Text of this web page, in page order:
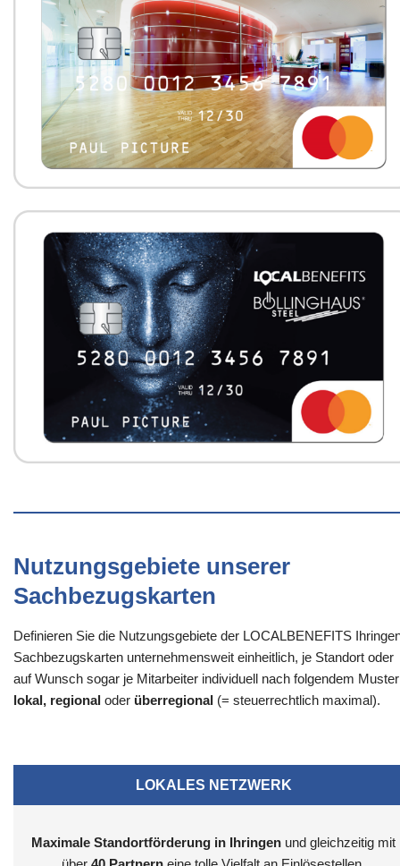
Nutzungsgebiete unserer
Sachbezugskarten
Definieren Sie die Nutzungsgebiete der LOCALBENEFITS
Sachbezugskarten unternehmensweit einheitlich, je Standort oder
auf Wunsch sogar je Mitarbeiter individuell nach folgendem
lokal, regional oder überregional (= steuerrechtlich maximal).
LOKALES NETZWERK
Maximale Standortförderung in Ihringen und gleichzeitig mit